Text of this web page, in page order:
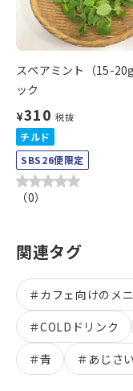
スペアミント（15-
ック
¥310 税抜
チルド
SBS26便限定
（0）
関連タグ
＃カフェ向けのメ
＃COLDドリンク
＃青 ＃ あじさい